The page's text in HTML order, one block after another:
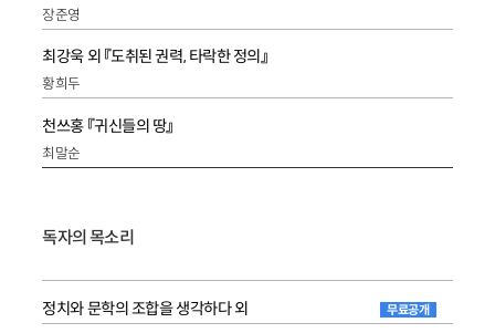
장준영
최강욱 외 『도취된 권력, 타락한 정의』
황희두
천쓰홍 『귀신들의 땅』
최말순
독자의 목소리
정치와 문학의 조합을 생각하다 외 무료공개